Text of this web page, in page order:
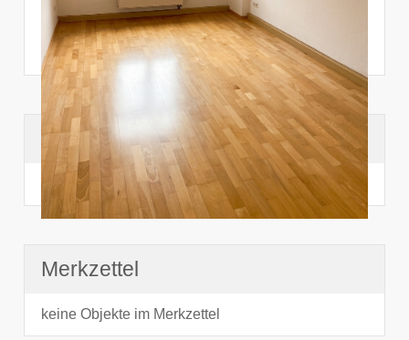
Suchhistorie
noch nichts angesehen
Merkzettel
keine Objekte im Merkzettel